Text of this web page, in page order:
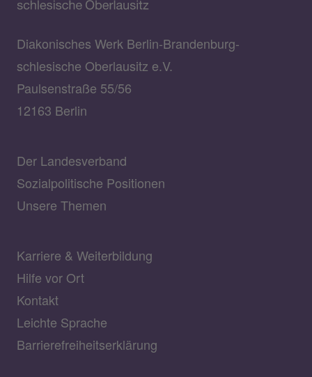
Diakonisches Werk Berlin-Brandenburg-
schlesische Oberlausitz e.V.
Paulsenstraße 55/56
12163 Berlin
Der Landesverband
Sozialpolitische Positionen
Unsere Themen
Karriere & Weiterbildung
Hilfe vor Ort
Kontakt
Leichte Sprache
Barrierefreiheitserklärung